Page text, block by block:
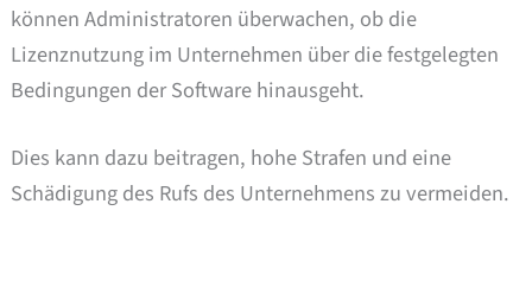
können Administratoren überwachen, ob die
Lizenznutzung im Unternehmen über die festgelegten
Bedingungen der Software hinausgeht.
Dies kann dazu beitragen, hohe Strafen und eine
Schädigung des Rufs des Unternehmens zu vermeiden.